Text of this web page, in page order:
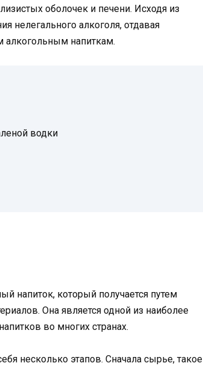
оболочек и печени. Исходя из
нелегального алкоголя, отдавая
алкогольным напиткам.
водки
напиток, который получается путем
Она является одной из наиболее
во многих странах.
несколько этапов. Сначала сырье, такое